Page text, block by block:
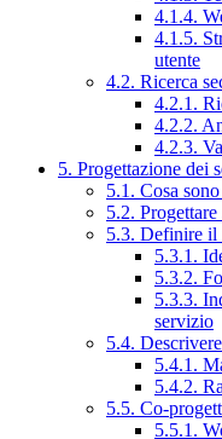
4.1.4.
4.1.5.
utente
4.2. Ricerca
4.2.1.
4.2.2.
4.2.3.
5. Progettazione dei
5.1. Cosa
5.2.
5.3. Definire il
5.3.1.
5.3.2.
5.3.3.
servizio
5.4.
5.4.1.
5.4.2.
5.5. Co-
5.5.1.